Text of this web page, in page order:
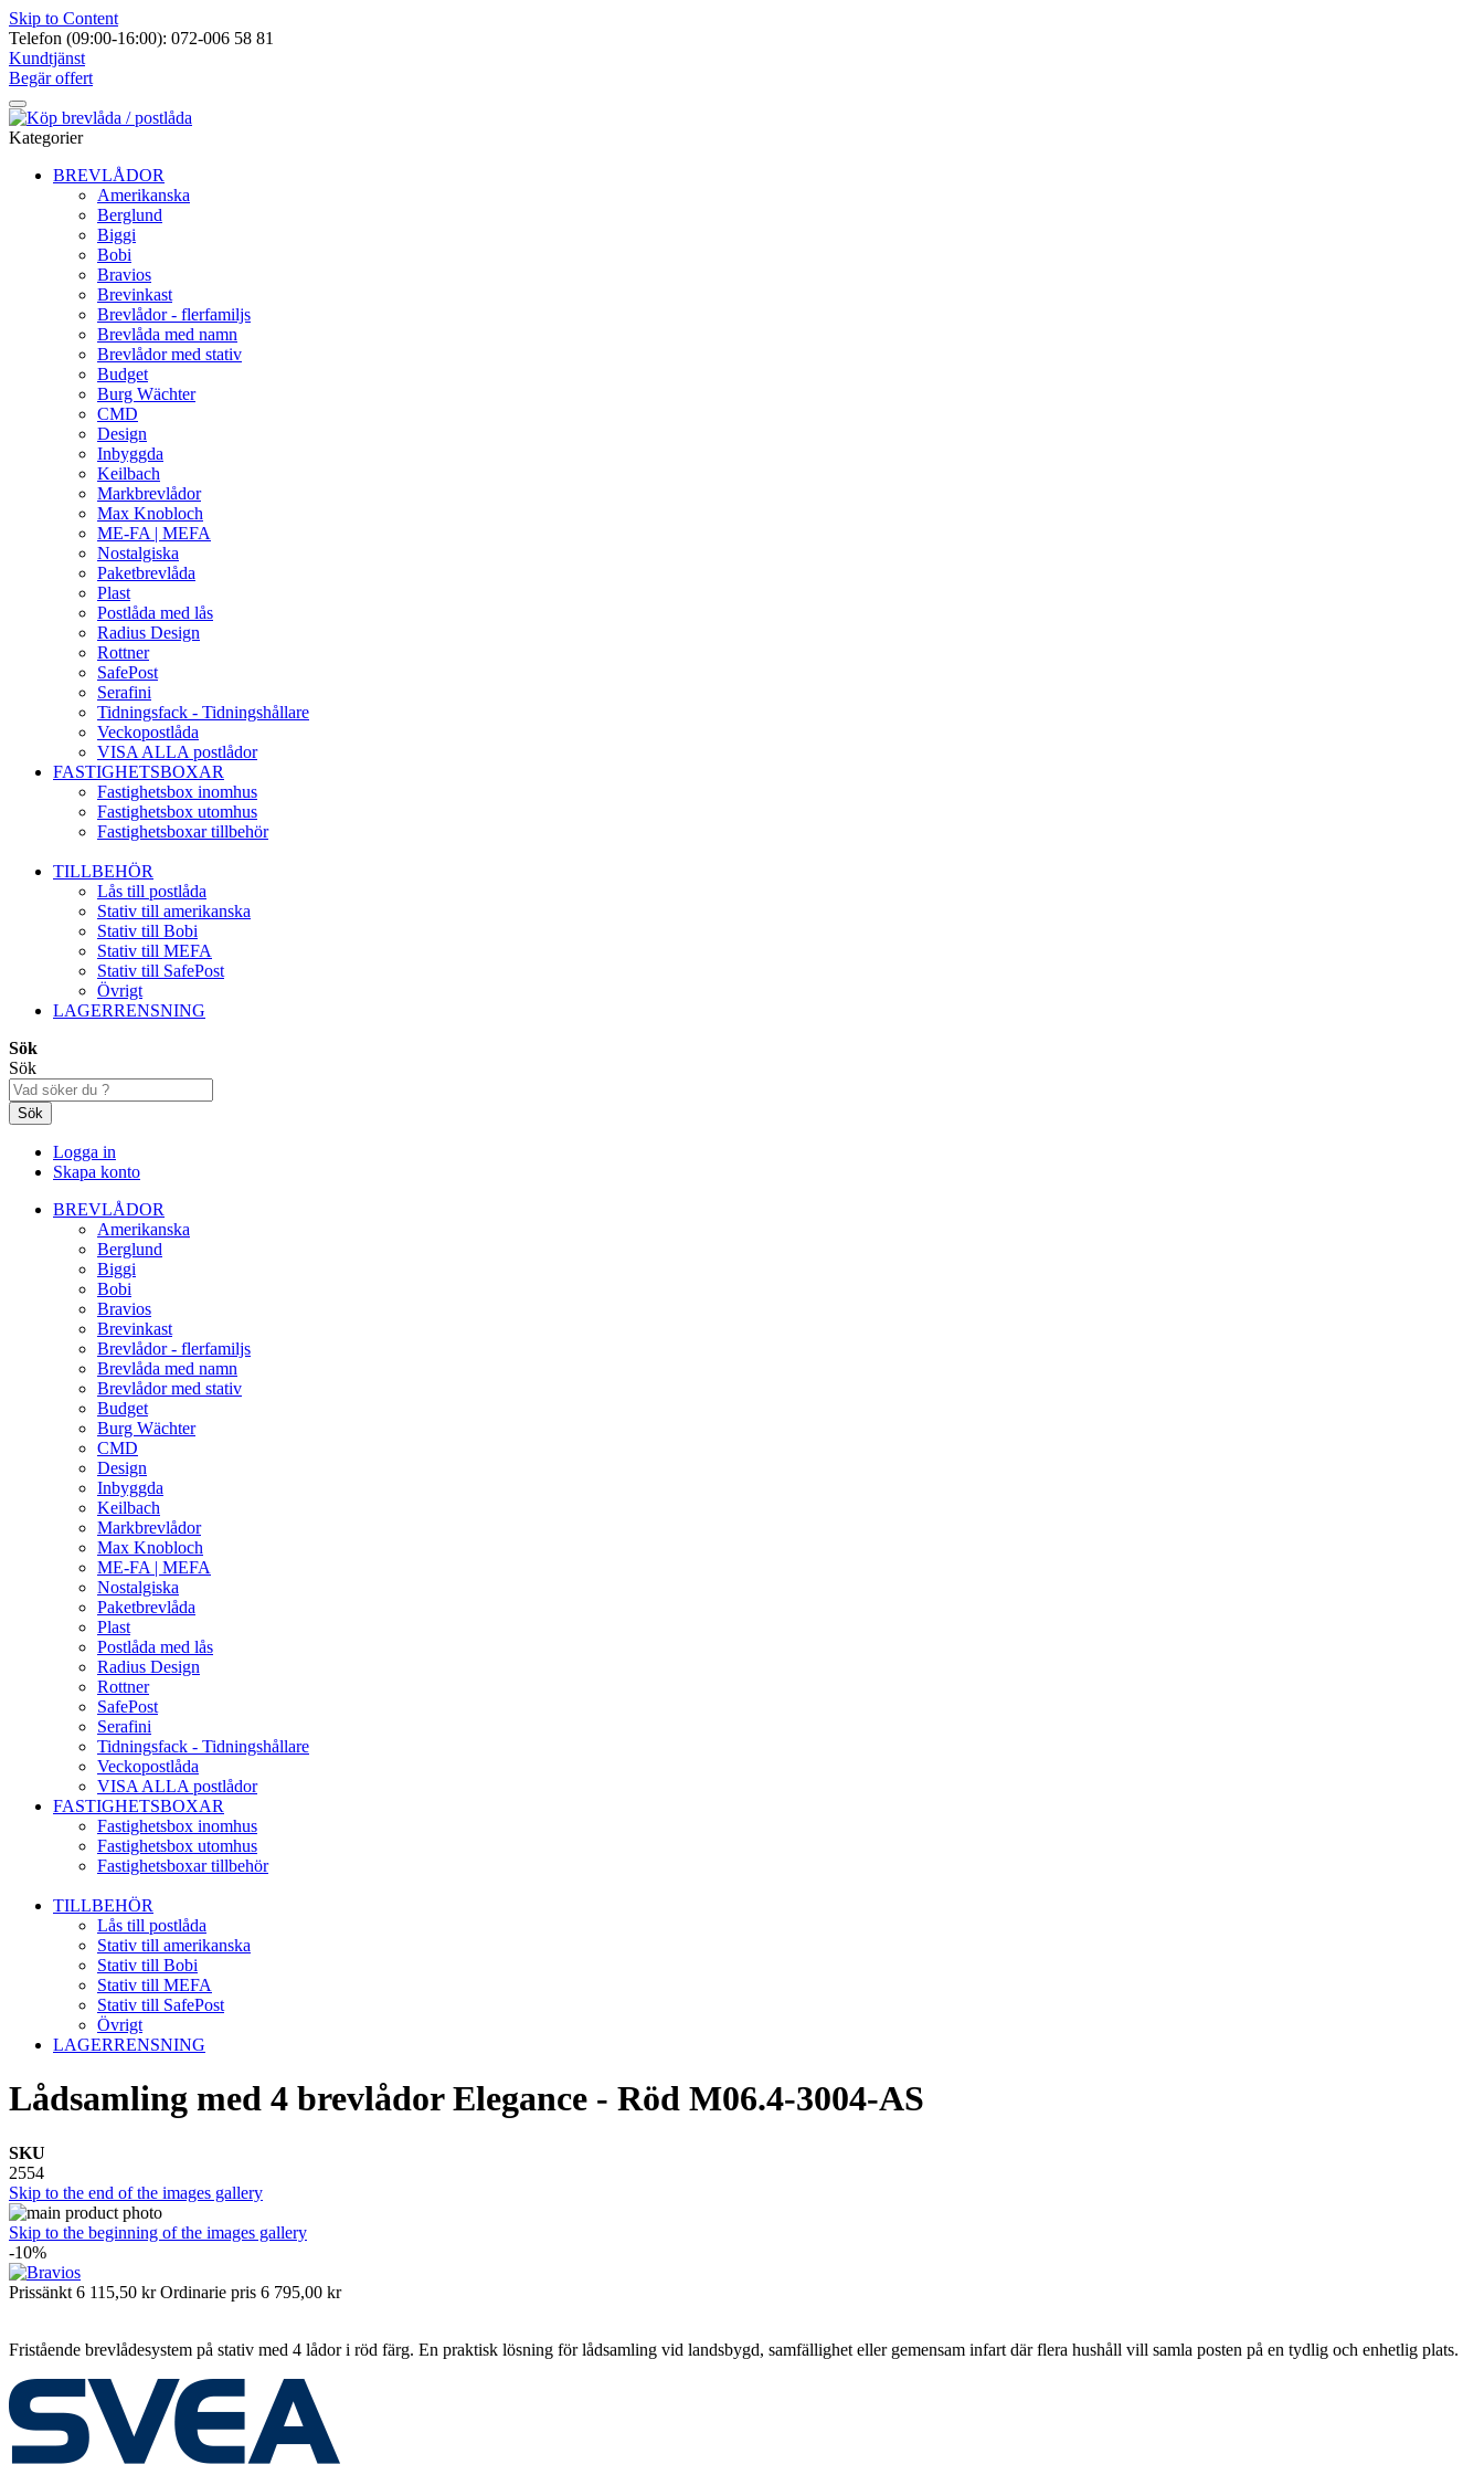
Skip to Content
Telefon (09:00-16:00): 072-006 58 81
Kundtjänst
Begär offert
Kategorier
BREVLÅDOR
Amerikanska
Berglund
Biggi
Bobi
Bravios
Brevinkast
Brevlådor - flerfamiljs
Brevlåda med namn
Brevlådor med stativ
Budget
Burg Wächter
CMD
Design
Inbyggda
Keilbach
Markbrevlådor
Max Knobloch
ME-FA | MEFA
Nostalgiska
Paketbrevlåda
Plast
Postlåda med lås
Radius Design
Rottner
SafePost
Serafini
Tidningsfack - Tidningshållare
Veckopostlåda
VISA ALLA postlådor
FASTIGHETSBOXAR
Fastighetsbox inomhus
Fastighetsbox utomhus
Fastighetsboxar tillbehör
TILLBEHÖR
Lås till postlåda
Stativ till amerikanska
Stativ till Bobi
Stativ till MEFA
Stativ till SafePost
Övrigt
LAGERRENSNING
Sök
Sök
Sök
Logga in
Skapa konto
BREVLÅDOR
Amerikanska
Berglund
Biggi
Bobi
Bravios
Brevinkast
Brevlådor - flerfamiljs
Brevlåda med namn
Brevlådor med stativ
Budget
Burg Wächter
CMD
Design
Inbyggda
Keilbach
Markbrevlådor
Max Knobloch
ME-FA | MEFA
Nostalgiska
Paketbrevlåda
Plast
Postlåda med lås
Radius Design
Rottner
SafePost
Serafini
Tidningsfack - Tidningshållare
Veckopostlåda
VISA ALLA postlådor
FASTIGHETSBOXAR
Fastighetsbox inomhus
Fastighetsbox utomhus
Fastighetsboxar tillbehör
TILLBEHÖR
Lås till postlåda
Stativ till amerikanska
Stativ till Bobi
Stativ till MEFA
Stativ till SafePost
Övrigt
LAGERRENSNING
Lådsamling med 4 brevlådor Elegance - Röd M06.4-3004-AS
SKU
2554
Skip to the end of the images gallery
Skip to the beginning of the images gallery
-10%
Prissänkt 6 115,50 kr Ordinarie pris 6 795,00 kr
Fristående brevlådesystem på stativ med 4 lådor i röd färg. En praktisk lösning för lådsamling vid landsbygd, samfällighet eller gemensam infart där flera hushåll vill samla posten på en tydlig och enhetlig plats.